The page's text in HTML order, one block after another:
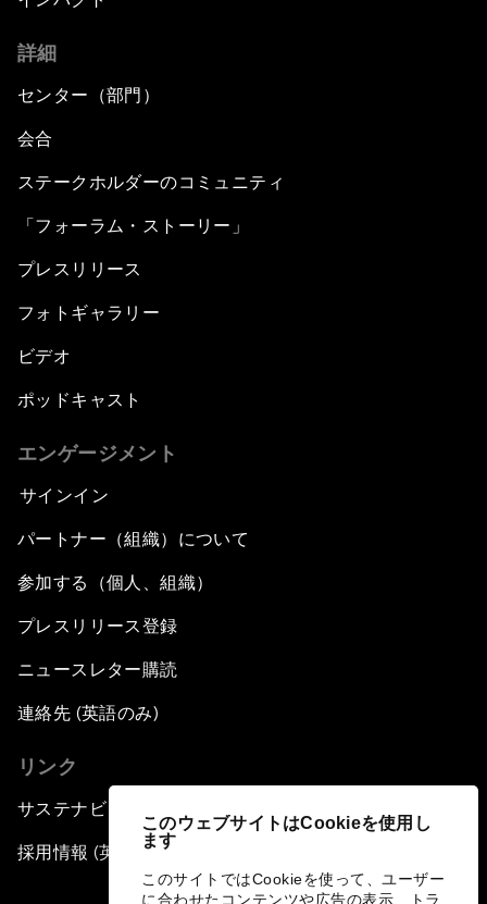
このウェブサイトはCookieを使用し
ます
このサイトではCookieを使って、ユーザー
に合わせたコンテンツや広告の表示、トラ
詳細
センター（部門）
会合
ステークホルダーのコミュニティ
「フォーラム・ストーリー」
プレスリリース
フォトギャラリー
ビデオ
ポッドキャスト
エンゲージメント
サインイン
パートナー（組織）について
参加する（個人、組織）
プレスリリース登録
ニュースレター購読
連絡先 (英語のみ)
リンク
サステナビリティへの取り組み
採用情報 (英語のみ)